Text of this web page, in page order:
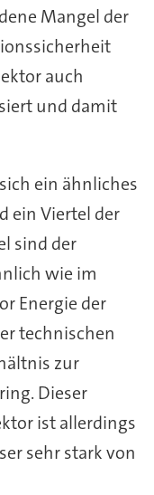
Mangel der
auch
und damit
ein ähnliches
ein Viertel der
sind der
wie im
Energie der
technischen
zur
Dieser
ist allerdings
sehr stark von